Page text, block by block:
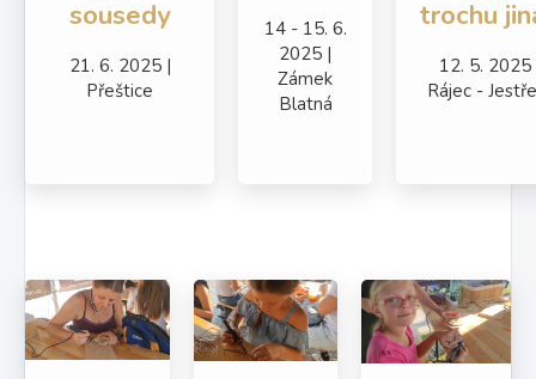
sousedy
21. 6. 2025 |
Přeštice
14 - 15. 6.
2025 |
Zámek
Blatná
trochu
12. 5. 2025
Rájec -